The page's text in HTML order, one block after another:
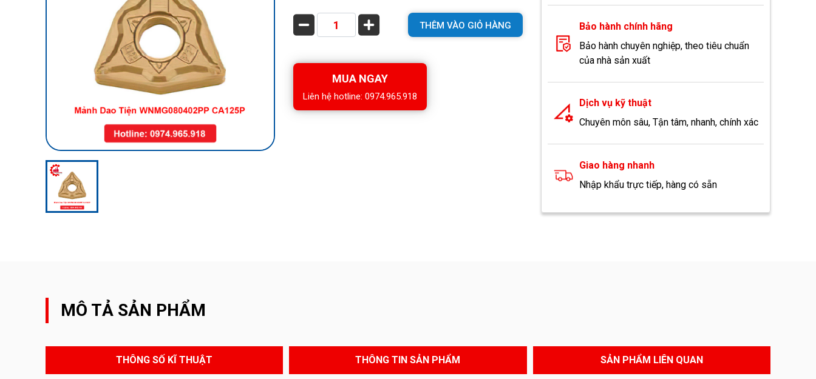
THÊM VÀO GIỎ HÀNG
MUA NGAY
Liên hệ hotline: 0974.965.918
Bảo hành chính hãng
Bảo hành chuyên nghiệp, theo tiêu chuẩn
của nhà sản xuất
Dịch vụ kỹ thuật
Chuyên môn sâu, Tận tâm, nhanh, chính xác
Giao hàng nhanh
Nhập khẩu trực tiếp, hàng có sẵn
MÔ TẢ SẢN PHẨM
THÔNG SỐ KĨ THUẬT THÔNG TIN SẢN PHẨM SẢN PHẨM LIÊN QUAN